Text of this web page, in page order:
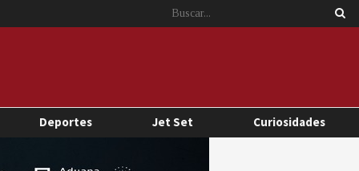
Deportes Jet Set Curiosidades